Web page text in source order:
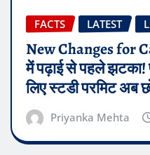
FACTS LATEST
New Changes for
में पढ़ाई से पहले झटका!
लिए स्टडी परमिट अब
Priyanka Mehta